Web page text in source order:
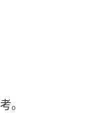
。